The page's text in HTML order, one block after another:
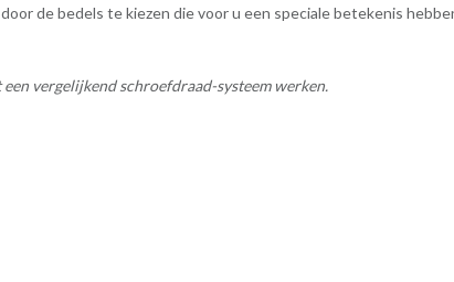
de bedels te kiezen die voor u een speciale betekenis
vergelijkend schroefdraad-systeem werken.